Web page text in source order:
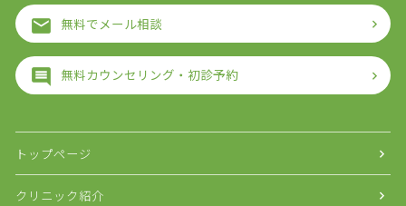
無料でメール相談
無料カウンセリング・初診予約
トップページ
クリニック紹介